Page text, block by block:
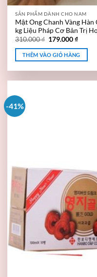
SẢN PHẨM DÀNH CHO NAM
Mật Ong Chanh Vàng
kg Liệu Pháp Cơ Bản Trị
310.000₫ 179.000₫
THÊM VÀO GIỎ HÀNG
-41%